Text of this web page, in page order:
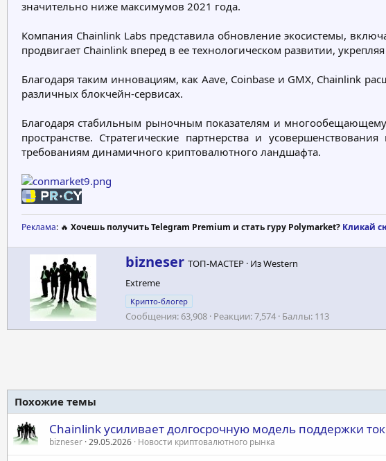
значительно ниже максимумов 2021 года.
Компания Chainlink Labs представила обновление экосистемы,
продвигает Chainlink вперед в ее технологическом развитии,
Благодаря таким инновациям, как Aave, Coinbase и GMX, Chainlink
различных блокчейн-сервисах.
Благодаря стабильным рыночным показателям и
пространстве. Стратегические партнерства и
требованиям динамичного криптовалютного ландшафта.
Реклама: 🔥 Хочешь получить Telegram Premium и стать гуру Polymarket? Кликай
А
в
т
о
р
bizneser ТОП-МАСТЕР · ИзWestern
Extreme
Крипто-блогер
Сообщения 63,908 Реакции 7,574 Баллы 113
Похожие темы
Chainlink усиливает долгосрочную модель поддержки
bizneser 29.05.2026 Новости криптовалютного рынка